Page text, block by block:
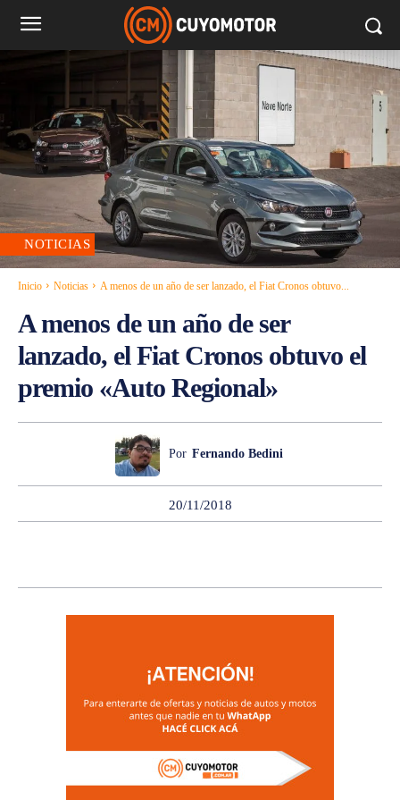
NOTICIAS
Inicio Noticias A menos de un año de ser lanzado, el Fiat Cronos obtuvo...
A menos de un año de ser
lanzado, el Fiat Cronos obtuvo el
premio «Auto Regional»
Por Fernando Bedini
20/11/2018